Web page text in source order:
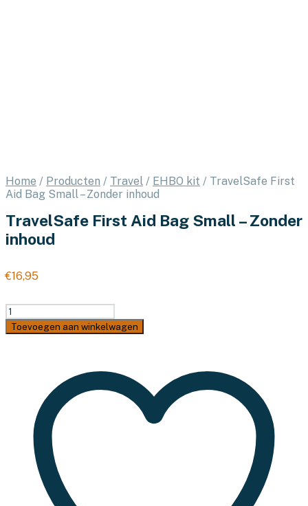
Home / Producten / Travel / EHBO kit / TravelSafe First
Aid Bag Small – Zonder inhoud
TravelSafe First Aid Bag Small – Zonder
inhoud
€16,95
TravelSafe
First
Aid
aantal
Toevoegen aan winkelwagen